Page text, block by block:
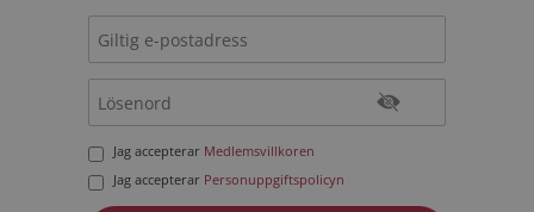
Jag accepterar Medlemsvillkoren
Jag accepterar Personuppgiftspolicyn